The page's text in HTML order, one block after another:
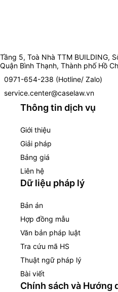
Tầng 5, Toà Nhà TTM BUILDING,
Quận Bình Thạnh, Thành phố Hồ
0971-654-238 (Hotline/ Zalo)
service.center@caselaw.vn
Thông tin dịch vụ
Giới thiệu
Giải pháp
Bảng giá
Liên hệ
Dữ liệu pháp lý
Bản án
Hợp đồng mẫu
Văn bản pháp luật
Tra cứu mã HS
Thuật ngữ pháp lý
Bài viết
Chính sách và Hướng